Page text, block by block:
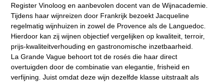
Register Vinoloog en aanbevolen docent van de Wijnacademie.
Tijdens haar wijnreizen door Frankrijk bezoekt Jacqueline
regelmatig wijnhuizen in zowel de Provence als de Languedoc.
Hierdoor kan zij wijnen objectief vergelijken op kwaliteit, terroir,
prijs-kwaliteitverhouding en gastronomische inzetbaarheid.
La Grande Vague behoort tot de rosés die haar direct
overtuigden door de combinatie van elegantie, frisheid en
verfijning. Juist omdat deze wijn dezelfde klasse uitstraalt als